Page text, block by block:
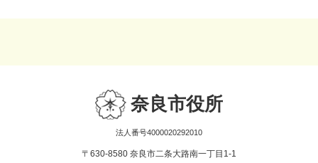
奈良市役所
法人番号4000020292010
〒630-8580 奈良市二条大路南一丁目1-1